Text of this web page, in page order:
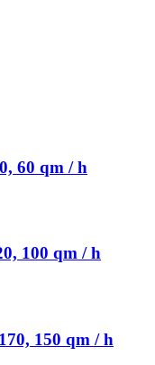
60 qm / h
100 qm / h
150 qm / h